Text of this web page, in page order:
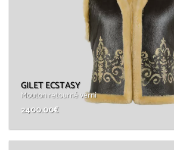
GILET ECSTASY
Mouton retourné verni
2400.00€